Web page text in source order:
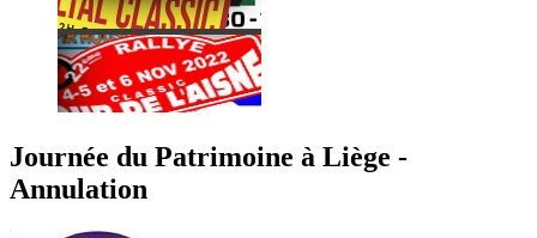
Journée du Patrimoine à Liège -
Annulation